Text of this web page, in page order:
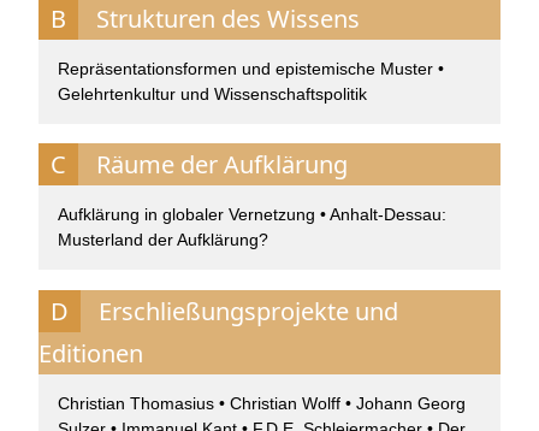
B Strukturen des Wissens
Repräsentationsformen und epistemische Muster •
Gelehrtenkultur und Wissenschaftspolitik
C Räume der Aufklärung
Aufklärung in globaler Vernetzung • Anhalt-Dessau:
Musterland der Aufklärung?
D
Erschließungsprojekte und
Editionen
Christian Thomasius • Christian Wolff • Johann Georg